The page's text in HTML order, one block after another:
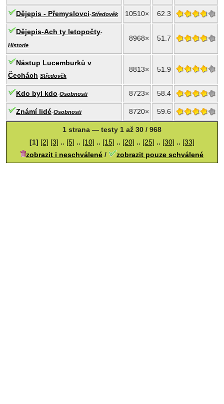
Dějepis - Přemyslovci-Středověk 10510× 62.3
Dějepis-Ach ty letopočty-
Historie
8968× 51.7
Nástup Lucemburků v
Čechách-Středověk
8813× 51.9
Kdo byl kdo-Osobnosti 8723× 58.4
Známí lidé-Osobnosti 8720× 59.6
1 strana — testy 1 až 30 / 968
[1] [2] [3] .. [5] .. [10] .. [15] .. [20] .. [25] .. [30] .. [33]
zobrazit i neschválené / zobrazit pouze schválené